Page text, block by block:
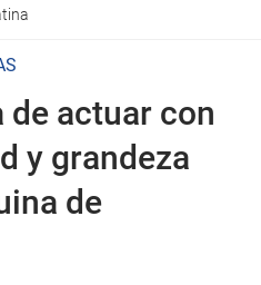
de actuar con
y grandeza
de